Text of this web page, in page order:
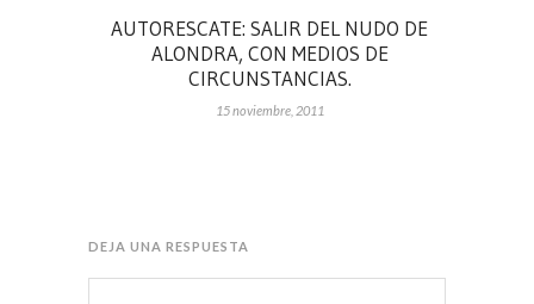
AUTORESCATE: SALIR DEL NUDO DE
ALONDRA, CON MEDIOS DE
CIRCUNSTANCIAS.
15 noviembre, 2011
DEJA UNA RESPUESTA